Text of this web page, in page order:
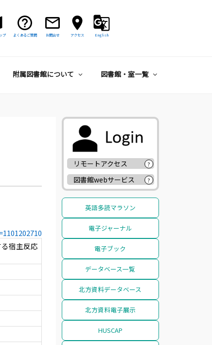
プ よくあるご質問 お問合せ アクセス English
附属図書館について 図書館・室一覧
宿主反応
リモートアクセス ?
図書館webサービス ?
英語多読マラソン
電子ジャーナル
電子ブック
データベース一覧
北方資料データベース
北方資料電子展示
HUSCAP